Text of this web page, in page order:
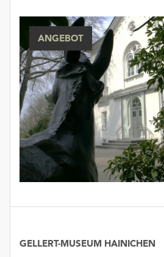
ANGEBOT
GELLERT-MUSEUM HAINICHEN